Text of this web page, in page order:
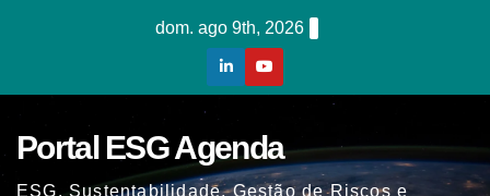
dom. ago 9th, 2026
Portal ESG Agenda
ESG, Sustentabilidade, Gestão de Riscos e